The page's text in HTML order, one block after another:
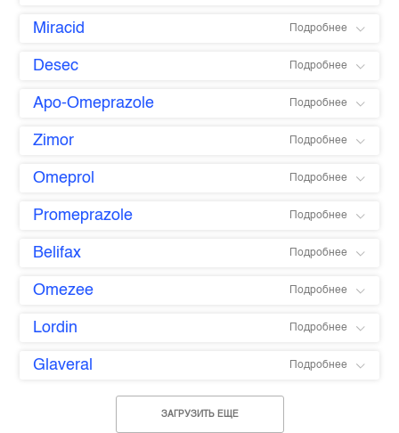
Miracid Подробнее
Desec Подробнее
Apo-Omeprazole Подробнее
Zimor Подробнее
Omeprol Подробнее
Promeprazole Подробнее
Belifax Подробнее
Omezee Подробнее
Lordin Подробнее
Glaveral Подробнее
ЗАГРУЗИТЬ ЕЩЕ